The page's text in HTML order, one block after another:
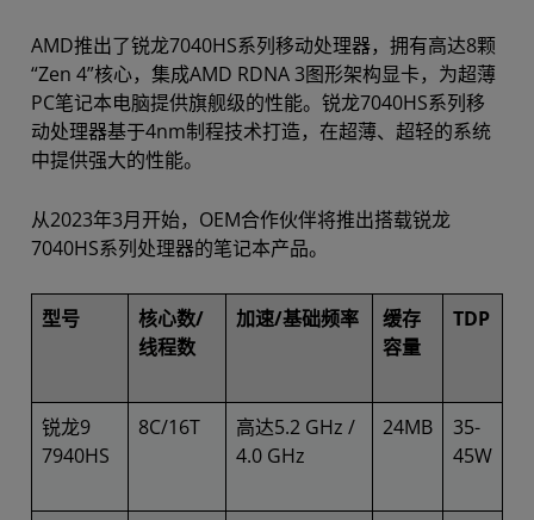
AMD推出了锐龙7040HS系列移动处理器，拥有高达8颗
“Zen 4”核心，集成AMD RDNA 3图形架构显卡，为超薄
PC笔记本电脑提供旗舰级的性能。锐龙7040HS系列移
动处理器基于4nm制程技术打造，在超薄、超轻的系统
中提供强大的性能。
从2023年3月开始，OEM合作伙伴将推出搭载锐龙
7040HS系列处理器的笔记本产品。
型号
核心数/
线程数
加速/基础频率
缓存
容量
TDP
锐龙9
7940HS
8C/16T
高达5.2 GHz /
4.0 GHz
24MB
35-
45W